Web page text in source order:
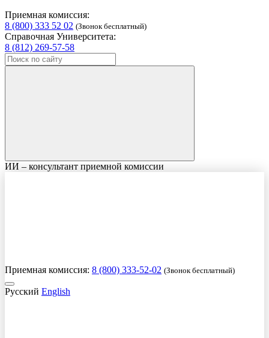
Приемная комиссия:
8 (800) 333 52 02 (Звонок бесплатный)
Справочная Университета:
8 (812) 269-57-58
ИИ – консультант приемной комиссии
Приемная комиссия: 8 (800) 333-52-02 (Звонок бесплатный)
Русский English